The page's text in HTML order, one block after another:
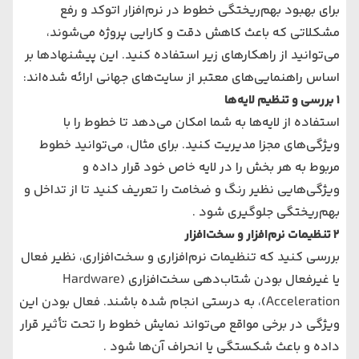
برای بهبود بهم‌ریختگی خطوط در نرم‌افزار اتوکد و رفع
مشکلاتی که باعث کاهش دقت و کارایی پروژه می‌شوند،
می‌توانید از راهکارهای زیر استفاده کنید. این پیشنهادها بر
اساس راهنمایی‌های معتبر از سایت‌های جهانی ارائه شده‌اند:
1بررسی و تنظیم لایه‌ها
استفاده از لایه‌ها به شما امکان می‌دهد تا خطوط را با
ویژگی‌های مجزا مدیریت کنید. برای مثال، می‌توانید خطوط
مربوط به هر بخش را در لایه خاص خود قرار داده و
ویژگی‌هایی نظیر رنگ و ضخامت را تعریف کنید تا از تداخل و
بهم‌ریختگی جلوگیری شود​ .
2تنظیمات نرم‌افزار و سخت‌افزار
بررسی کنید که تنظیمات نرم‌افزاری و سخت‌افزاری، نظیر فعال
یا غیرفعال بودن شتاب‌دهی سخت‌افزاری (Hardware
Acceleration)، به درستی انجام شده باشند. فعال بودن این
ویژگی در برخی مواقع می‌تواند نمایش خطوط را تحت تأثیر قرار
داده و باعث شکستگی یا انحراف آن‌ها شود​ .